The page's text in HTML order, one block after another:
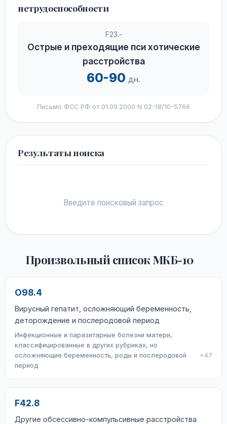
нетрудоспособности
F23.-
Острые и преходящие пси хотические
расстройства
60-90 дн.
Письмо ФСС РФ от 01.09.2000 N 02-18/10-5766
Результаты поиска
Введите поисковый запрос
Произвольный список МКБ-10
O98.4
Вирусный гепатит, осложняющий беременность,
деторождение и послеродовой период
Инфекционные и паразитарные болезни матери,
классифицированные в других рубриках, но
осложняющие беременность, роды и послеродовой
период
+47
F42.8
Другие обсессивно-компульсивные расстройства